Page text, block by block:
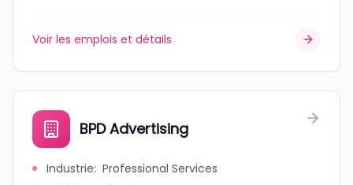
Voir les emplois et détails
BPD Advertising
Industrie: Professional Services